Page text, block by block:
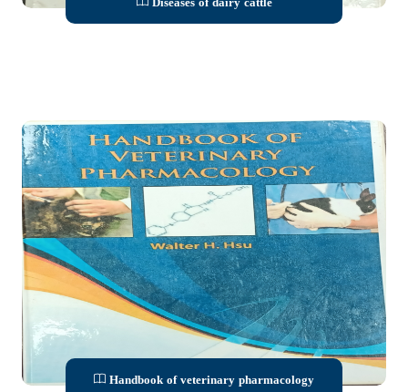
Handbook of veterinary pharmacology